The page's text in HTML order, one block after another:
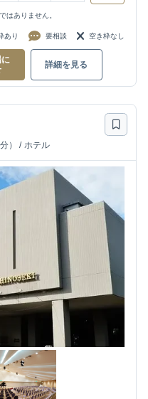
はありません。
あり 要相談 空き枠なし
詳細を見る
） / ホテル